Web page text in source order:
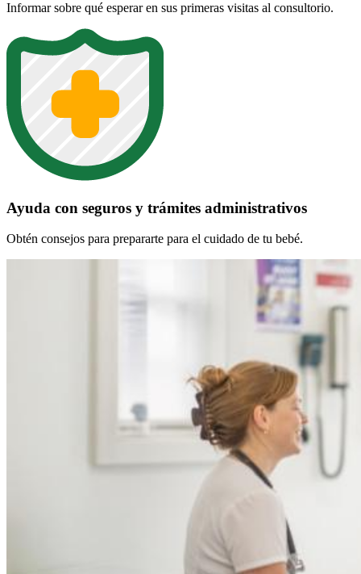
Informar sobre qué esperar en sus primeras visitas al consultorio.
Ayuda con seguros y trámites administrativos
Obtén consejos para prepararte para el cuidado de tu bebé.